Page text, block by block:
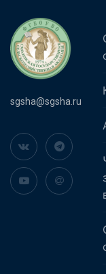
sgsha@sgsha.ru